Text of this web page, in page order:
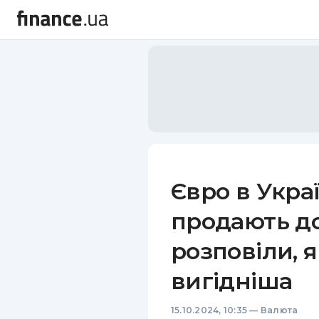
Євро в
продають
розповіли,
вигідніша
15.10.2024, 10:35 — Валюта